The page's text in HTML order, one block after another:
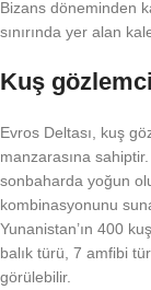
Bizans döneminden
sınırında yer alan
Kuş
Evros Deltası, kuş
manzarasına
sonbaharda yoğun
kombinasyonunu
Yunanistan’ın 400
balık türü, 7 amfibi
görülebilir.